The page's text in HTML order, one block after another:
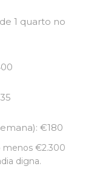
1 quarto no
€180
menos €2.300
digna.